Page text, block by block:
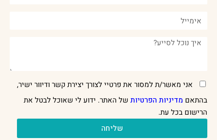
אני מאשר/ת למסור את פרטיי לצורך יצירת קשר ודיוור ישיר,
בהתאם מדיניות הפרטיות של האתר. ידוע לי שאוכל לבטל את
הרישום בכל עת.
שליחה